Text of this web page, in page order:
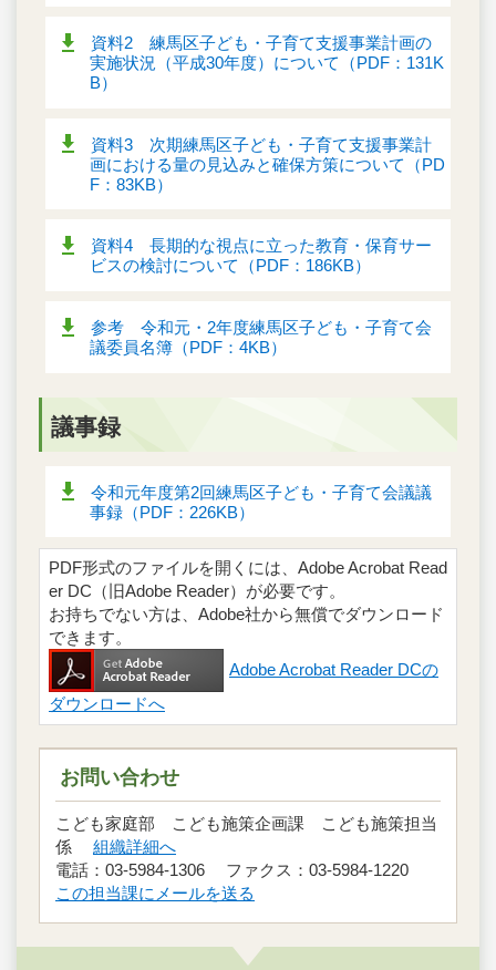
資料2 練馬区子ども・子育て支援事業計画の
実施状況（平成30年度）について（PDF：131K
B）
資料3 次期練馬区子ども・子育て支援事業計
画における量の見込みと確保方策について（PD
F：83KB）
資料4 長期的な視点に立った教育・保育サー
ビスの検討について（PDF：186KB）
参考 令和元・2年度練馬区子ども・子育て会
議委員名簿（PDF：4KB）
議事録
令和元年度第2回練馬区子ども・子育て会議議
事録（PDF：226KB）
PDF形式のファイルを開くには、Adobe Acrobat Read
er DC（旧Adobe Reader）が必要です。
お持ちでない方は、Adobe社から無償でダウンロード
できます。
Adobe Acrobat Reader DCの
ダウンロードへ
お問い合わせ
こども家庭部 こども施策企画課 こども施策担当
係 組織詳細へ
電話：03-5984-1306 ファクス：03-5984-1220
この担当課にメールを送る